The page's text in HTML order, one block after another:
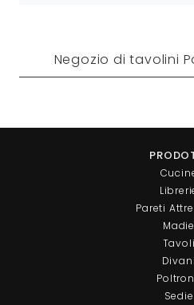
Negozio di tavolini
Pareti
Madie
Tavoli
Divani
Sedie